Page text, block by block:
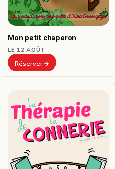
Mon petit chaperon
LE 12 AOÛT
Réserver